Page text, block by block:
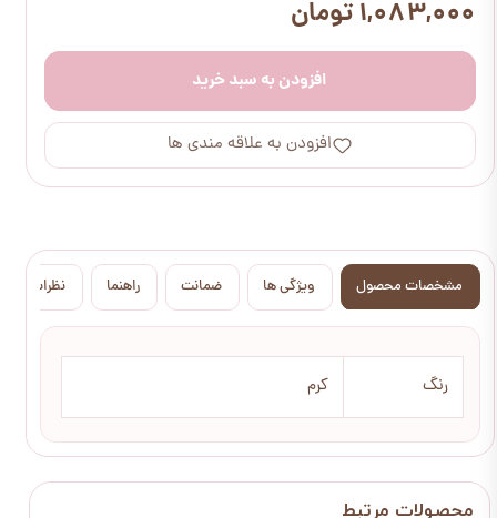
۱,۰۸۳,۰۰۰ تومان
افزودن به سبد خرید
افزودن به علاقه مندی ها
مشخصات محصول ویژگی ها ضمانت راهنما نظرات
رنگ کرم